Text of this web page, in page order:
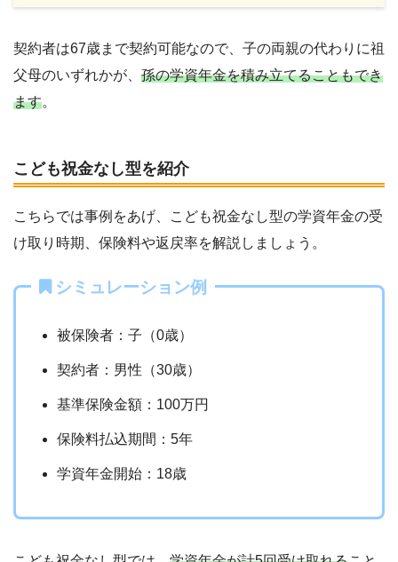
契約者は67歳まで契約可能なので、子の両親の代わりに祖
父母のいずれかが、 孫の学資年金を積み立てることもでき
ます。
こども祝金なし型を紹介
こちらでは事例をあげ、こども祝金なし型の学資年金の受
け取り時期、保険料や返戻率を解説しましょう。
シミュレーション例
被保険者：子（0歳）
契約者：男性（30歳）
基準保険金額：100万円
保険料払込期間：5年
学資年金開始：18歳